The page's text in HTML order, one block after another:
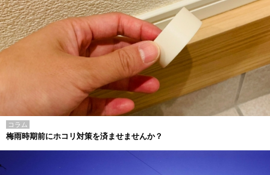
コラム
梅雨時期前にホコリ対策を済ませませんか？